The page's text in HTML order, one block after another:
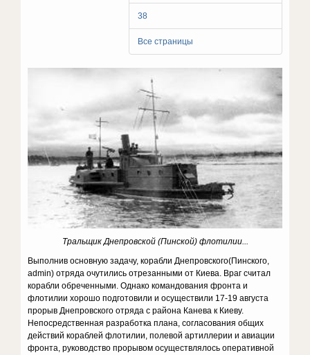
38
Все страницы
Тральщик Днепровской (Пинской) флотилии...
Выполнив основную задачу, корабли Днепровского(Пинского,
admin) отряда очутились отрезанными от Киева. Враг считал
корабли обреченными. Однако командования фронта и
флотилии хорошо подготовили и осуществили 17-19 августа
прорыв Днепровского отряда с района Канева к Киеву.
Непосредственная разработка плана, согласования общих
действий кораблей флотилии, полевой артиллерии и авиации
фронта, руководство прорывом осуществлялось оперативной